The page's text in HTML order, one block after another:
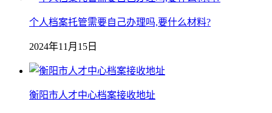
个人档案托管需要自己办理吗,要什么材料?
2024年11月15日
衡阳市人才中心档案接收地址